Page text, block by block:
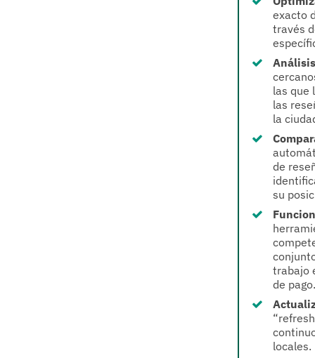
exacto
través
las que
las
la
de
su
trabajo
de pago.
locales.